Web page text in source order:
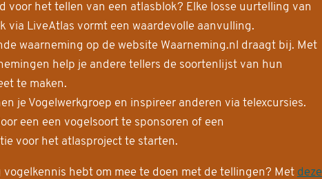
voor het tellen van een atlasblok? Elke losse uurtelling van
via LiveAtlas vormt een waardevolle aanvulling.
waarneming op de website Waarneming.nl draagt bij. Met
help je andere tellers de soortenlijst van hun
te maken.
je Vogelwerkgroep en inspireer anderen via telexcursies.
een een vogelsoort te sponsoren of een
voor het atlasproject te starten.
vogelkennis hebt om mee te doen met de tellingen? Met deze